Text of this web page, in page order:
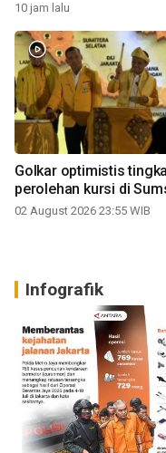
10 jam lalu
Golkar optimistis
perolehan kursi di
02 August 2026 23:55 WIB
Infografik